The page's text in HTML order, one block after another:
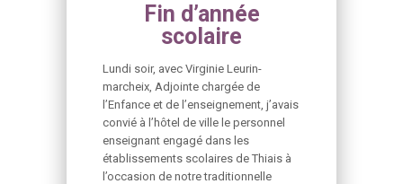
Fin d’année
scolaire
Lundi soir, avec Virginie Leurin-
marcheix, Adjointe chargée de
l’Enfance et de l’enseignement, j’avais
convié à l’hôtel de ville le personnel
enseignant engagé dans les
établissements scolaires de Thiais à
l’occasion de notre traditionnelle